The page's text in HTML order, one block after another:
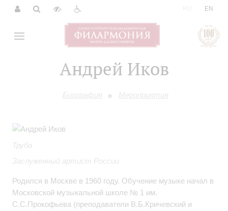
EN
Андрей Иков
Биография Мероприятия
Труба
Заслуженный артист России
Родился в Москве в 1960 году. Обучение музыке начал в
Московской музыкальной школе № 1 им.
С.С.Прокофьева (преподаватели В.Б.Кричевский и